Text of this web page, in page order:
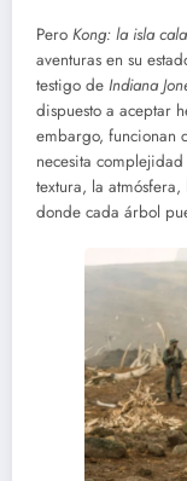
Pero Kong: la isla
aventuras en su
testigo de Indiana
dispuesto a aceptar
embargo, funcionan
necesita
textura, la
donde cada árbol